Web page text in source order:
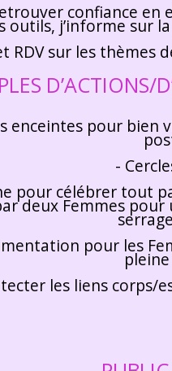
confiance
outils, j’informe sur
RDV sur les
D’ACTIONS/
pour bien
-
pour célébrer tout
deux Femmes
pour les
les liens corps/